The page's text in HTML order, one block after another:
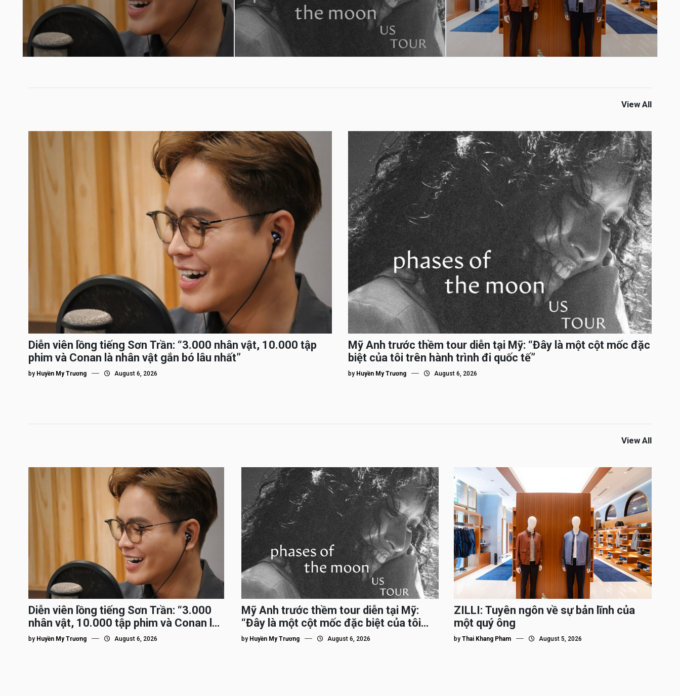
View All
Diễn viên lồng tiếng Sơn Trần: “3.000 nhân vật, 10.000 tập
phim và Conan là nhân vật gắn bó lâu nhất”
by Huyền My Trương August 6, 2026
Mỹ Anh trước thềm tour diễn tại Mỹ: “Đây là một cột mốc đặc
biệt của tôi trên hành trình đi quốc tế”
by Huyền My Trương August 6, 2026
View All
Diễn viên lồng tiếng Sơn Trần: “3.000
nhân vật, 10.000 tập phim và Conan là
nhân vật gắn bó lâu nhất”
by Huyền My Trương August 6, 2026
Mỹ Anh trước thềm tour diễn tại Mỹ:
“Đây là một cột mốc đặc biệt của tôi
trên hành trình đi quốc tế”
by Huyền My Trương August 6, 2026
ZILLI: Tuyên ngôn về sự bản lĩnh của
một quý ông
byThai Khang Pham August 5, 2026